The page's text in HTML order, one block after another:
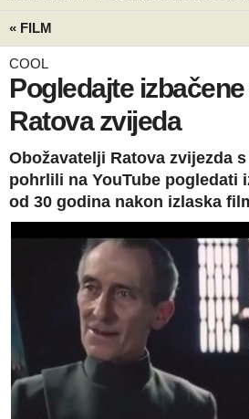
« FILM
COOL
Pogledajte
Ratova zvijeda
Obožavatelji Ratova zvijezda
pohrlili na YouTube pogledati
od 30 godina nakon izlaska